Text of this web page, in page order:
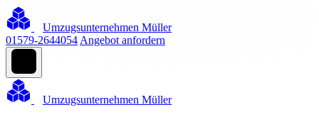
Umzugsunternehmen Müller
01579-2644054 Angebot anfordern
Umzugsunternehmen Müller